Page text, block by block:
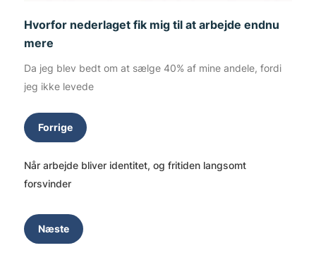
Hvorfor nederlaget fik mig til at arbejde endnu
mere
Da jeg blev bedt om at sælge 40% af mine andele, fordi
jeg ikke levede
Forrige
Når arbejde bliver identitet, og fritiden langsomt
forsvinder
Næste